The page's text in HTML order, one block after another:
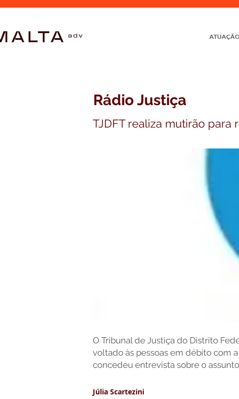
Rádio Justiça
TJDFT realiza mutirão
O Tribunal de Justiça do Distrito
voltado às pessoas em débito com
concedeu entrevista sobre o
Júlia Scartezini